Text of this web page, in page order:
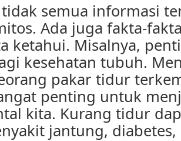
semua informasi
Ada juga fakta-
ketahui. Misalnya,
kesehatan tubuh.
pakar tidur
penting untuk
kita. Kurang tidur
jantung, diabetes,